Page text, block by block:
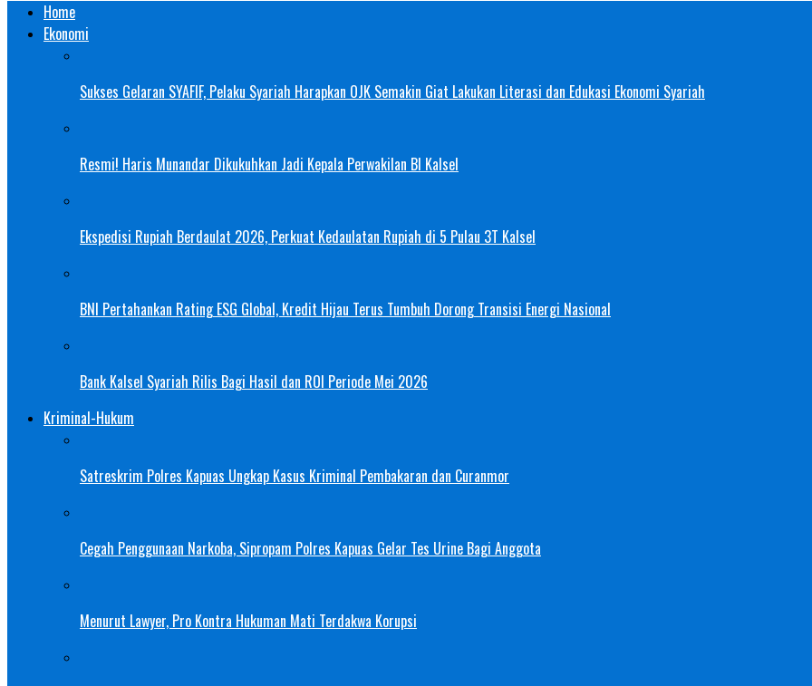
Home
Ekonomi
Sukses Gelaran SYAFIF, Pelaku Syariah Harapkan OJK Semakin Giat Lakukan Literasi dan Edukasi Ekonomi Syariah
Resmi! Haris Munandar Dikukuhkan Jadi Kepala Perwakilan BI Kalsel
Ekspedisi Rupiah Berdaulat 2026, Perkuat Kedaulatan Rupiah di 5 Pulau 3T Kalsel
BNI Pertahankan Rating ESG Global, Kredit Hijau Terus Tumbuh Dorong Transisi Energi Nasional
Bank Kalsel Syariah Rilis Bagi Hasil dan ROI Periode Mei 2026
Kriminal-Hukum
Satreskrim Polres Kapuas Ungkap Kasus Kriminal Pembakaran dan Curanmor
Cegah Penggunaan Narkoba, Sipropam Polres Kapuas Gelar Tes Urine Bagi Anggota
Menurut Lawyer, Pro Kontra Hukuman Mati Terdakwa Korupsi